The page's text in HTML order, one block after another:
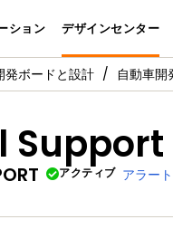
ション デザインセンター
発ボードと設計 自動車開
Support
アクティブ アラー